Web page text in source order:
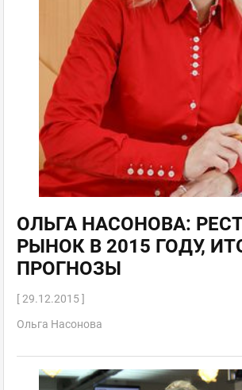
ОЛЬГА НАСОНОВА:
РЫНОК В 2015 ГОДУ,
ПРОГНОЗЫ
[ 29.12.2015 ]
Ольга Насонова